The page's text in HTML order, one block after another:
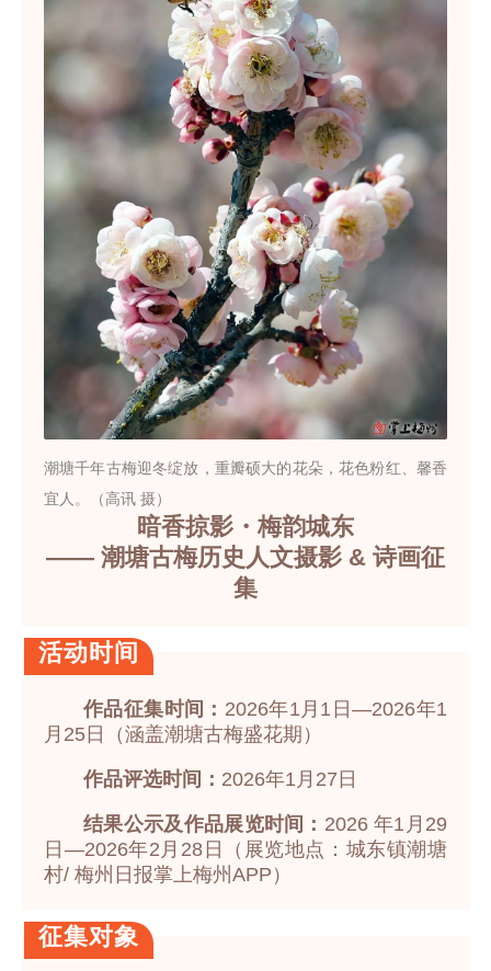
潮塘千年古梅迎冬绽放，重瓣硕大的花朵，花色粉红、馨香
宜人。（高讯 摄）
暗香掠影・梅韵城东
—— 潮塘古梅历史人文摄影 & 诗画征
集
活动时间
作品征集时间： 2026年1月1日—2026年1
月25日（涵盖潮塘古梅盛花期）
作品评选时间： 2026年1月27日
结果公示及作品展览时间： 2026 年1月29
日—2026年2月28日（展览地点：城东镇潮塘
村/ 梅州日报掌上梅州APP）
征集对象